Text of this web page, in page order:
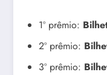
1º prêmio:
2º prêmio:
3º prêmio: